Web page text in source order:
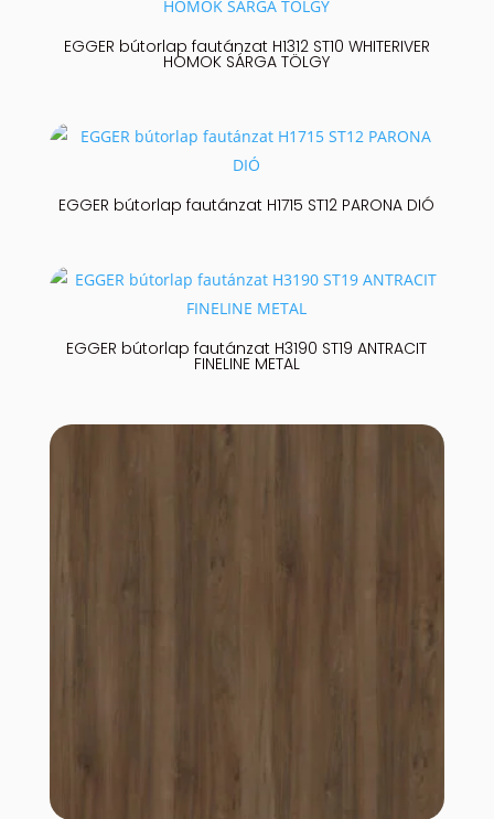
EGGER bútorlap fautánzat H1312 ST10 WHITERIVER
HOMOK SÁRGA TÖLGY
EGGER bútorlap fautánzat H1715 ST12 PARONA DIÓ
EGGER bútorlap fautánzat H3190 ST19 ANTRACIT
FINELINE METAL